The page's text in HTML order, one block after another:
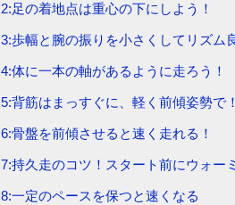
2:足の着地点は重心の下にしよう！
3:歩幅と腕の振りを小さくしてリズム
4:体に一本の軸があるように走ろう！
5:背筋はまっすぐに、軽く前傾姿勢で！
6:骨盤を前傾させると速く走れる！
7:持久走のコツ！スタート前にウォー
8:一定のペースを保つと速くなる